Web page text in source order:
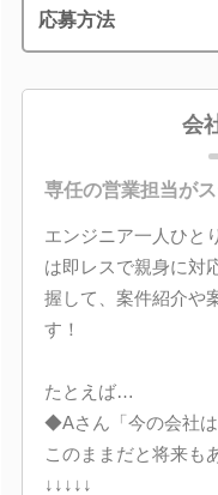
応募方法
会
専任の営業担当が
エンジニア一人ひと
は即レスで親身に対
握して、案件紹介や
す！
たとえば…
◆Aさん「今の会社は
このままだと将来も
↓↓↓↓↓